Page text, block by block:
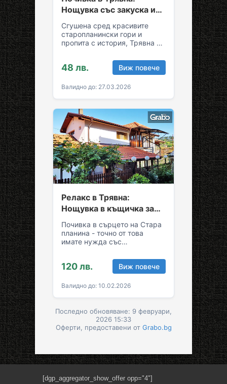
Нощувка със закуска и
възможност за обяд и
вечеря
Сгушена сред красивите
старопланински гори и
пропита с история, Трявна е
спокойствие и култура!
Грабни ваучер за…
48 лв. Виж повече
Валидно до: 27.03.2026
Релакс в Трявна:
Нощувка в къщичка за
до седем души
Почивка в сърцето на Стара
планина - точно от това
имате нужда със
Съберете свежест и се…
120 лв. Виж повече
Валидно до: 10.02.2026
Последно обновяване: 9 февруари,
2026 15:33
Оферти, предоставени от Grabo.bg
[dgp_aggregator_show_offer opp="4"]